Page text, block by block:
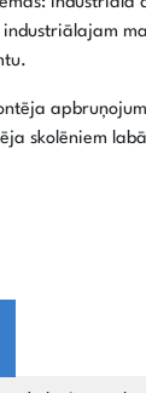
skolēniem